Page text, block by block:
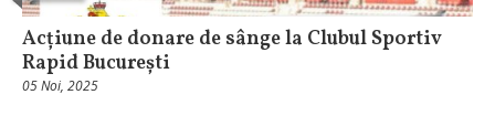
Acțiune de donare de sânge la Clubul Sportiv
Rapid București
05 Noi, 2025